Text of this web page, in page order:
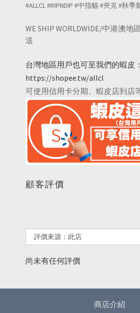
#ALLCL #RIPNDIP #中指貓 #夾克 #秋季
WE SHIP WORLDWIDE/中港澳地
送
台灣地區用戶也可至我們的蝦皮：
https://shopee.tw/allcl
可使用信用卡分期、蝦皮店到店
顧客評價
尚未有任何評價
商店介紹